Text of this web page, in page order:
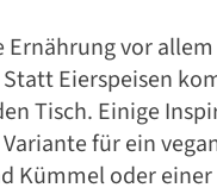
Ernährung vor
Eierspeisen
Tisch. Einige
für ein
Kümmel oder